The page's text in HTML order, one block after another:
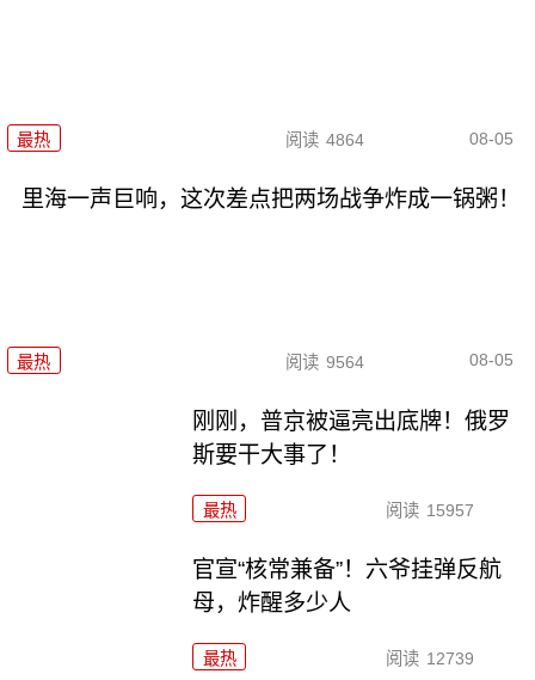
最热 阅读 4864 08-05
里海一声巨响，这次差点把两场战争炸成一锅粥！
最热 阅读 9564 08-05
刚刚，普京被逼亮出底牌！俄罗
斯要干大事了！
最热 阅读 15957
官宣“核常兼备”！六爷挂弹反航
母，炸醒多少人
最热 阅读 12739